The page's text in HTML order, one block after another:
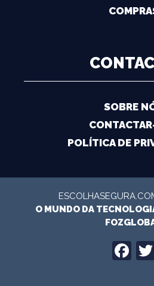
SOBRE
POLÍTICA DE
O MUNDO DA